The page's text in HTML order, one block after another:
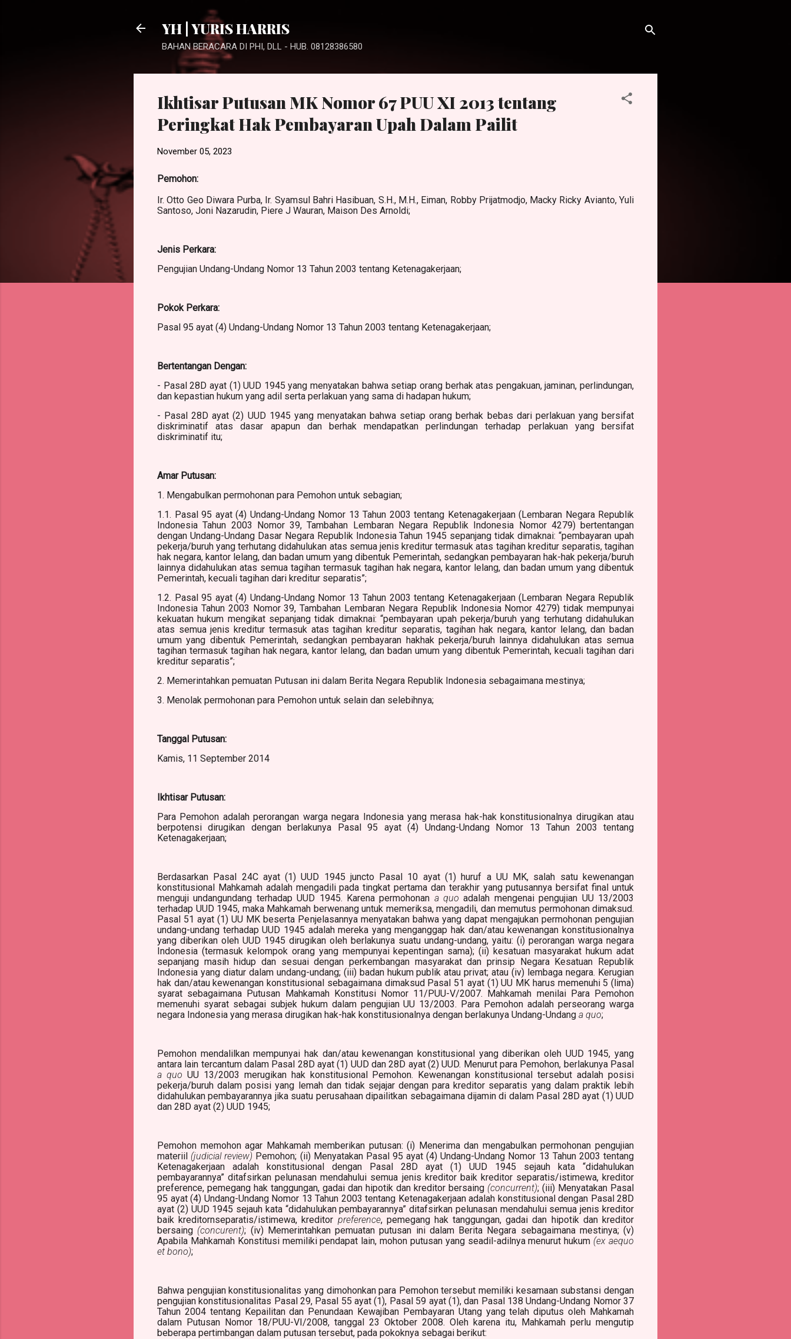
YH | YURIS HARRIS
BAHAN BERACARA DI PHI, DLL - HUB. 08128386580
Ikhtisar Putusan MK Nomor 67 PUU XI 2013 tentang
Peringkat Hak Pembayaran Upah Dalam Pailit
November 05, 2023
Pemohon:
Ir. Otto Geo Diwara Purba, Ir. Syamsul Bahri Hasibuan, S.H., M.H., Eiman, Robby Prijatmodjo, Macky Ricky Avianto, Yuli
Santoso, Joni Nazarudin, Piere J Wauran, Maison Des Arnoldi;
Jenis Perkara:
Pengujian Undang-Undang Nomor 13 Tahun 2003 tentang Ketenagakerjaan;
Pokok Perkara:
Pasal 95 ayat (4) Undang-Undang Nomor 13 Tahun 2003 tentang Ketenagakerjaan;
Bertentangan Dengan:
- Pasal 28D ayat (1) UUD 1945 yang menyatakan bahwa setiap orang berhak atas pengakuan, jaminan, perlindungan,
dan kepastian hukum yang adil serta perlakuan yang sama di hadapan hukum;
- Pasal 28D ayat (2) UUD 1945 yang menyatakan bahwa setiap orang berhak bebas dari perlakuan yang bersifat
diskriminatif atas dasar apapun dan berhak mendapatkan perlindungan terhadap perlakuan yang bersifat
diskriminatif itu;
Amar Putusan:
1. Mengabulkan permohonan para Pemohon untuk sebagian;
1.1. Pasal 95 ayat (4) Undang-Undang Nomor 13 Tahun 2003 tentang Ketenagakerjaan (Lembaran Negara Republik
Indonesia Tahun 2003 Nomor 39, Tambahan Lembaran Negara Republik Indonesia Nomor 4279) bertentangan
dengan Undang-Undang Dasar Negara Republik Indonesia Tahun 1945 sepanjang tidak dimaknai: “pembayaran upah
pekerja/buruh yang terhutang didahulukan atas semua jenis kreditur termasuk atas tagihan kreditur separatis, tagihan
hak negara, kantor lelang, dan badan umum yang dibentuk Pemerintah, sedangkan pembayaran hak-hak pekerja/buruh
lainnya didahulukan atas semua tagihan termasuk tagihan hak negara, kantor lelang, dan badan umum yang dibentuk
Pemerintah, kecuali tagihan dari kreditur separatis”;
1.2. Pasal 95 ayat (4) Undang-Undang Nomor 13 Tahun 2003 tentang Ketenagakerjaan (Lembaran Negara Republik
Indonesia Tahun 2003 Nomor 39, Tambahan Lembaran Negara Republik Indonesia Nomor 4279) tidak mempunyai
kekuatan hukum mengikat sepanjang tidak dimaknai: “pembayaran upah pekerja/buruh yang terhutang didahulukan
atas semua jenis kreditur termasuk atas tagihan kreditur separatis, tagihan hak negara, kantor lelang, dan badan
umum yang dibentuk Pemerintah, sedangkan pembayaran hakhak pekerja/buruh lainnya didahulukan atas semua
tagihan termasuk tagihan hak negara, kantor lelang, dan badan umum yang dibentuk Pemerintah, kecuali tagihan dari
kreditur separatis”;
2. Memerintahkan pemuatan Putusan ini dalam Berita Negara Republik Indonesia sebagaimana mestinya;
3. Menolak permohonan para Pemohon untuk selain dan selebihnya;
Tanggal Putusan:
Kamis, 11 September 2014
Ikhtisar Putusan:
Para Pemohon adalah perorangan warga negara Indonesia yang merasa hak-hak konstitusionalnya dirugikan atau
berpotensi dirugikan dengan berlakunya Pasal 95 ayat (4) Undang-Undang Nomor 13 Tahun 2003 tentang
Ketenagakerjaan;
Berdasarkan Pasal 24C ayat (1) UUD 1945 juncto Pasal 10 ayat (1) huruf a UU MK, salah satu kewenangan
konstitusional Mahkamah adalah mengadili pada tingkat pertama dan terakhir yang putusannya bersifat final untuk
menguji undangundang terhadap UUD 1945. Karena permohonan a quoadalah mengenai pengujian UU 13/2003
terhadap UUD 1945, maka Mahkamah berwenang untuk memeriksa, mengadili, dan memutus permohonan dimaksud.
Pasal 51 ayat (1) UU MK beserta Penjelasannya menyatakan bahwa yang dapat mengajukan permohonan pengujian
undang-undang terhadap UUD 1945 adalah mereka yang menganggap hak dan/atau kewenangan konstitusionalnya
yang diberikan oleh UUD 1945 dirugikan oleh berlakunya suatu undang-undang, yaitu: (i) perorangan warga negara
Indonesia (termasuk kelompok orang yang mempunyai kepentingan sama); (ii) kesatuan masyarakat hukum adat
sepanjang masih hidup dan sesuai dengan perkembangan masyarakat dan prinsip Negara Kesatuan Republik
Indonesia yang diatur dalam undang-undang; (iii) badan hukum publik atau privat; atau (iv) lembaga negara. Kerugian
hak dan/atau kewenangan konstitusional sebagaimana dimaksud Pasal 51 ayat (1) UU MK harus memenuhi 5 (lima)
syarat sebagaimana Putusan Mahkamah Konstitusi Nomor 11/PUU-V/2007. Mahkamah menilai Para Pemohon
memenuhi syarat sebagai subjek hukum dalam pengujian UU 13/2003. Para Pemohon adalah perseorang warga
negara Indonesia yang merasa dirugikan hak-hak konstitusionalnya dengan berlakunya Undang-Undang a quo;
Pemohon mendalilkan mempunyai hak dan/atau kewenangan konstitusional yang diberikan oleh UUD 1945, yang
antara lain tercantum dalam Pasal 28D ayat (1) UUD dan 28D ayat (2) UUD. Menurut para Pemohon, berlakunya Pasal
a quo UU 13/2003 merugikan hak konstitusional Pemohon. Kewenangan konstitusional tersebut adalah posisi
pekerja/buruh dalam posisi yang lemah dan tidak sejajar dengan para kreditor separatis yang dalam praktik lebih
didahulukan pembayarannya jika suatu perusahaan dipailitkan sebagaimana dijamin di dalam Pasal 28D ayat (1) UUD
dan 28D ayat (2) UUD 1945;
Pemohon memohon agar Mahkamah memberikan putusan: (i) Menerima dan mengabulkan permohonan pengujian
materiil (judicial review) Pemohon; (ii) Menyatakan Pasal 95 ayat (4) Undang-Undang Nomor 13 Tahun 2003 tentang
Ketenagakerjaan adalah konstitusional dengan Pasal 28D ayat (1) UUD 1945 sejauh kata “didahulukan
pembayarannya” ditafsirkan pelunasan mendahului semua jenis kreditor baik kreditor separatis/istimewa, kreditor
preference, pemegang hak tanggungan, gadai dan hipotik dan kreditor bersaing (concurrent); (iii) Menyatakan Pasal
95 ayat (4) Undang-Undang Nomor 13 Tahun 2003 tentang Ketenagakerjaan adalah konstitusional dengan Pasal 28D
ayat (2) UUD 1945 sejauh kata “didahulukan pembayarannya” ditafsirkan pelunasan mendahului semua jenis kreditor
baik kreditornseparatis/istimewa, kreditor preference, pemegang hak tanggungan, gadai dan hipotik dan kreditor
bersaing (concurent); (iv) Memerintahkan pemuatan putusan ini dalam Berita Negara sebagaimana mestinya; (v)
Apabila Mahkamah Konstitusi memiliki pendapat lain, mohon putusan yang seadil-adilnya menurut hukum (ex aequo
et bono);
Bahwa pengujian konstitusionalitas yang dimohonkan para Pemohon tersebut memiliki kesamaan substansi dengan
pengujian konstitusionalitas Pasal 29, Pasal 55 ayat (1), Pasal 59 ayat (1), dan Pasal 138 Undang-Undang Nomor 37
Tahun 2004 tentang Kepailitan dan Penundaan Kewajiban Pembayaran Utang yang telah diputus oleh Mahkamah
dalam Putusan Nomor 18/PUU-VI/2008, tanggal 23 Oktober 2008. Oleh karena itu, Mahkamah perlu mengutip
beberapa pertimbangan dalam putusan tersebut, pada pokoknya sebagai berikut: